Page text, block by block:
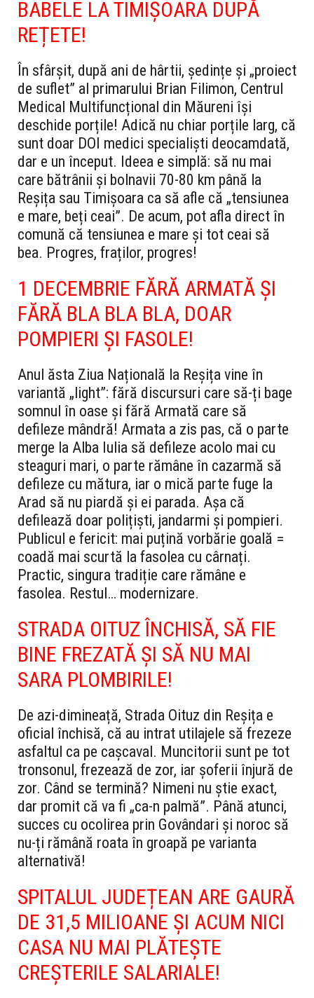
BABELE LA TIMIȘOARA DUPĂ
REȚETE!
În sfârșit, după ani de hârtii, ședințe și „proiect
de suflet” al primarului Brian Filimon, Centrul
Medical Multifuncțional din Măureni își
deschide porțile! Adică nu chiar porțile larg, că
sunt doar DOI medici specialiști deocamdată,
dar e un început. Ideea e simplă: să nu mai
care bătrânii și bolnavii 70-80 km până la
Reșița sau Timișoara ca să afle că „tensiunea
e mare, beți ceai”. De acum, pot afla direct în
comună că tensiunea e mare și tot ceai să
bea. Progres, fraților, progres!
1 DECEMBRIE FĂRĂ ARMATĂ ȘI
FĂRĂ BLA BLA BLA, DOAR
POMPIERI ȘI FASOLE!
Anul ăsta Ziua Națională la Reșița vine în
variantă „light”: fără discursuri care să-ți bage
somnul în oase și fără Armată care să
defileze mândră! Armata a zis pas, că o parte
merge la Alba Iulia să defileze acolo mai cu
steaguri mari, o parte rămâne în cazarmă să
defileze cu mătura, iar o mică parte fuge la
Arad să nu piardă și ei parada. Așa că
defilează doar polițiști, jandarmi și pompieri.
Publicul e fericit: mai puțină vorbărie goală =
coadă mai scurtă la fasolea cu cârnați.
Practic, singura tradiție care rămâne e
fasolea. Restul… modernizare.
STRADA OITUZ ÎNCHISĂ, SĂ FIE
BINE FREZATĂ ȘI SĂ NU MAI
SARA PLOMBIRILE!
De azi-dimineață, Strada Oituz din Reșița e
oficial închisă, că au intrat utilajele să frezeze
asfaltul ca pe cașcaval. Muncitorii sunt pe tot
tronsonul, frezează de zor, iar șoferii înjură de
zor. Când se termină? Nimeni nu știe exact,
dar promit că va fi „ca-n palmă”. Până atunci,
succes cu ocolirea prin Govândari și noroc să
nu-ți rămână roata în groapă pe varianta
alternativă!
SPITALUL JUDEȚEAN ARE GAURĂ
DE 31,5 MILIOANE ȘI ACUM NICI
CASA NU MAI PLĂTEȘTE
CREȘTERILE SALARIALE!